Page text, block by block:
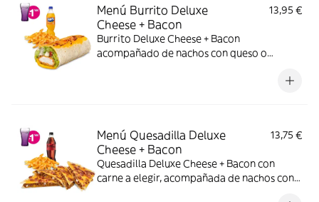
Menú Burrito Deluxe
Cheese + Bacon
13,95 €
Burrito Deluxe Cheese + Bacon
acompañado de nachos con queso o
Menú Quesadilla Deluxe
Cheese + Bacon
13,75 €
Quesadilla Deluxe Cheese + Bacon con
carne a elegir, acompañada de nachos con